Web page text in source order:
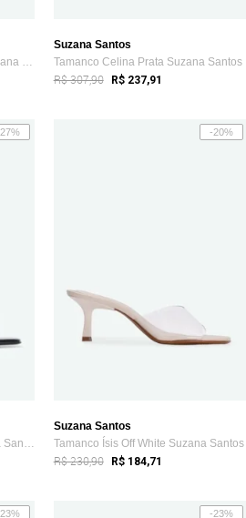
Tamanco Giovana Off White Suzana Santos
Suzana Santos
Tamanco Celina Prata Suzana Santos
R$ 307,90 R$ 237,91
Tamanco Giovana Preto Suzana Santos
-20%
Suzana Santos
Tamanco Ísis Off White Suzana Santos
R$ 230,90 R$ 184,71
-23%